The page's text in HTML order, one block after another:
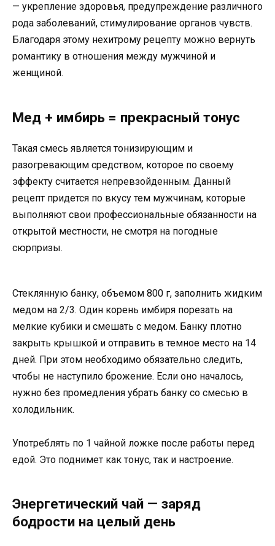
— укрепление здоровья, предупреждение различного
рода заболеваний, стимулирование органов чувств.
Благодаря этому нехитрому рецепту можно вернуть
романтику в отношения между мужчиной и
женщиной.
Мед + имбирь = прекрасный тонус
Такая смесь является тонизирующим и
разогревающим средством, которое по своему
эффекту считается непревзойденным. Данный
рецепт придется по вкусу тем мужчинам, которые
выполняют свои профессиональные обязанности на
открытой местности, не смотря на погодные
сюрпризы.
Стеклянную банку, объемом 800 г, заполнить жидким
медом на 2/3. Один корень имбиря порезать на
мелкие кубики и смешать с медом. Банку плотно
закрыть крышкой и отправить в темное место на 14
дней. При этом необходимо обязательно следить,
чтобы не наступило брожение. Если оно началось,
нужно без промедления убрать банку со смесью в
холодильник.
Употреблять по 1 чайной ложке после работы перед
едой. Это поднимет как тонус, так и настроение.
Энергетический чай — заряд
бодрости на целый день